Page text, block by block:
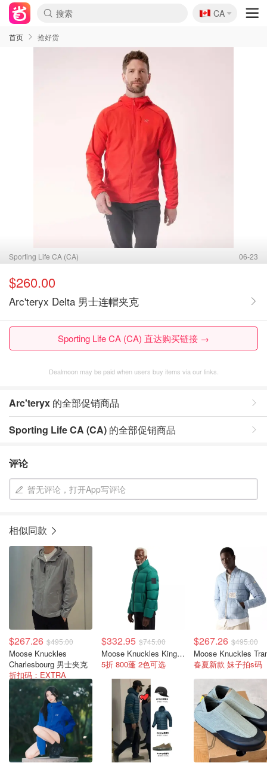
🇨🇦
CA
首页 抢好货
Sporting Life CA (CA) 06-23
$260.00
Arc'teryx Delta 男士连帽夹克
Sporting Life CA (CA) 直达购买链接 →
Dealmoon may be paid when users buy items via our links.
Arc'teryx 的全部促销商品
Sporting Life CA (CA) 的全部促销商品
评论
暂无评论，打开App写评论
相似同款
$267.26 $495.00
Moose Knuckles
Charlesbourg 男士夹克
折扣码：EXTRA
$332.95 $745.00
Moose Knuckles Kings Down 男士羽绒夹克 深绿色
5折 800蓬 2色可选
$267.26 $495.00
春夏新款 妹子拍s码